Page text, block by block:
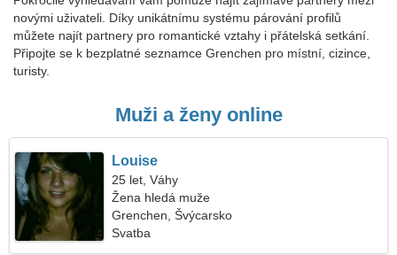
novými uživateli. Díky unikátnímu systému párování profilů
můžete najít partnery pro romantické vztahy i přátelská setkání.
Připojte se k bezplatné seznamce Grenchen pro místní, cizince,
turisty.
Muži a ženy online
Louise
25 let, Váhy
Žena hledá muže
Grenchen, Švýcarsko
Svatba